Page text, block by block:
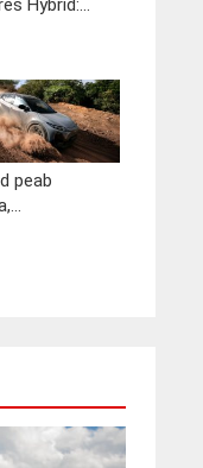
Hybrid:...
peab